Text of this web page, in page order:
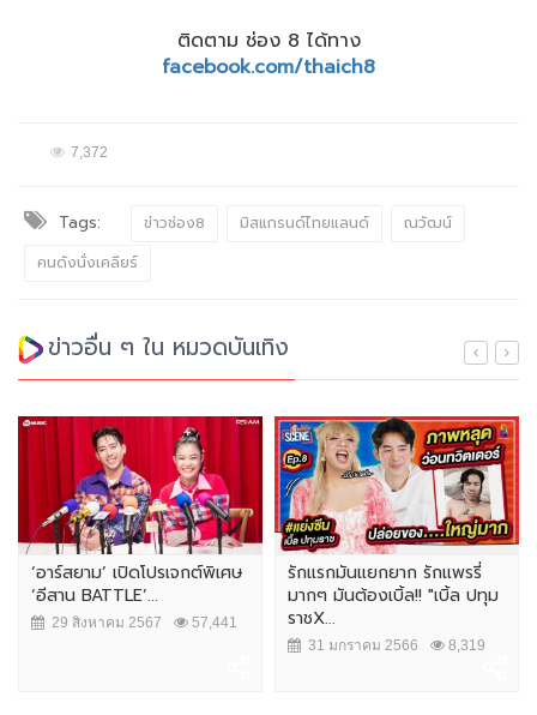
ติดตาม ช่อง 8 ได้ทาง
facebook.com/thaich8
7,372
Tags: ข่าวช่อง8 มิสแกรนด์ไทยแลนด์
ณวัฒน์
คนดังนั่งเคลียร์
ข่าวอื่น ๆ ใน หมวดบันเทิง
‘อาร์สยาม’ เปิดโปรเจกต์พิเศษ
‘อีสาน BATTLE’...
29 สิงหาคม 2567 57,441
รักแรกมันแยกยาก รักแพรรี่
มากๆ มันต้องเบิ้ล!! "เบิ้ล ปทุม
ราชX...
31 มกราคม 2566 8,319